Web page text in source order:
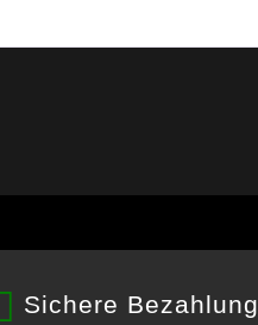
Sichere Bezahlung